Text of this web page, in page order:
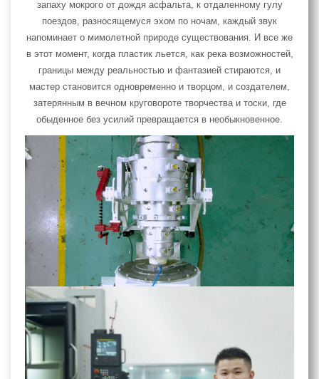
запаху мокрого от дождя асфальта, к отдаленному гулу
поездов, разносящемуся эхом по ночам, каждый звук
напоминает о мимолетной природе существования. И все же
в этот момент, когда пластик льется, как река возможностей,
границы между реальностью и фантазией стираются, и
мастер становится одновременно и творцом, и создателем,
затерянным в вечном круговороте творчества и тоски, где
обыденное без усилий превращается в необыкновенное.